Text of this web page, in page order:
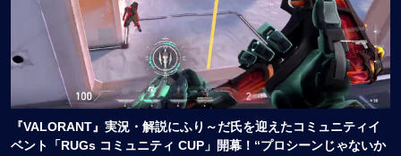
『VALORANT』実況・解説にふり～だ氏を迎えたコミュニティイ
ベント「RUGs コミュニティ CUP」開幕！“プロシーンじゃないか